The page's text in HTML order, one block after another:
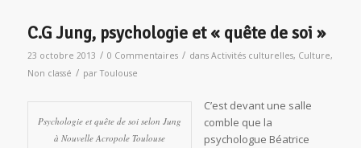
C.G Jung, psychologie et « quête de soi »
23 octobre 2013 / 0 Commentaires / dans Activités culturelles, Culture,
Non classé / parToulouse
Psychologie et quête de soi selon Jung
à Nouvelle Acropole Toulouse
C’est devant une salle
comble que la
psychologue Béatrice